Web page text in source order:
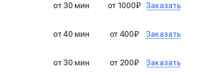
от 30 мин от 1000₽ Заказать
от 40 мин от 400₽ Заказать
от 30 мин от 200₽ Заказать